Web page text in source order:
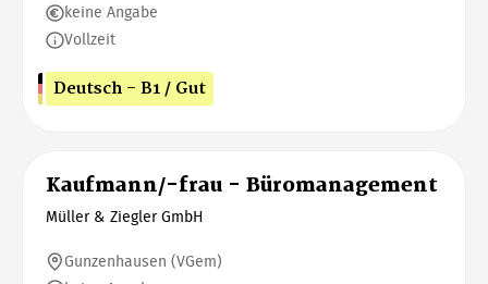
keine Angabe
Vollzeit
Deutsch - B1 / Gut
Kaufmann/-frau - Büromanagement
Müller & Ziegler GmbH
Gunzenhausen (VGem)